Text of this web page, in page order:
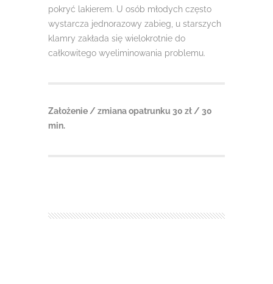
pokryć lakierem. U osób młodych często
wystarcza jednorazowy zabieg, u starszych
klamry zakłada się wielokrotnie do
całkowitego wyeliminowania problemu.
Założenie / zmiana opatrunku 30 zł / 30
min.